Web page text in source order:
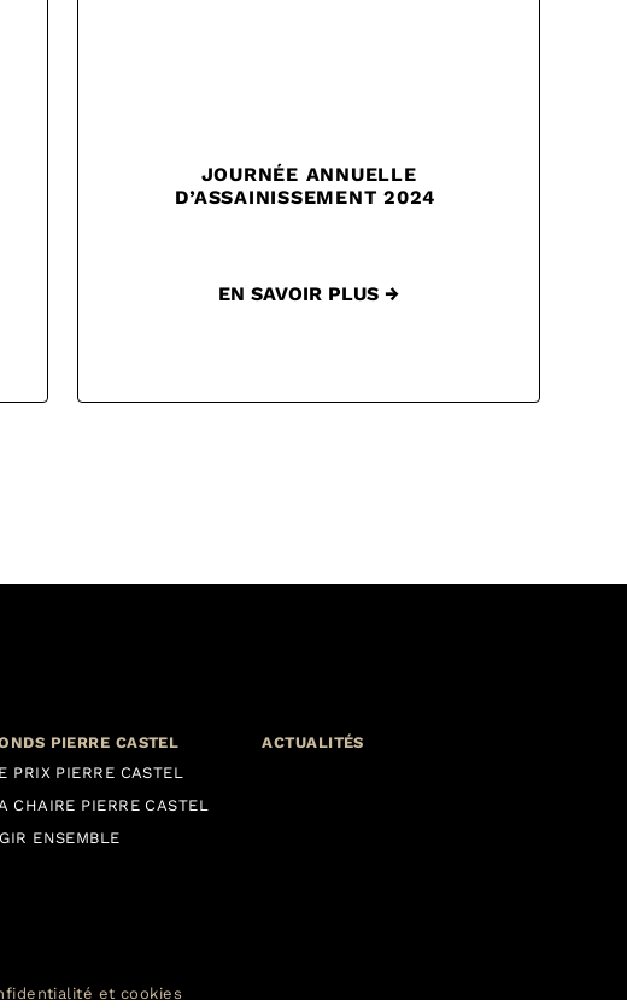
JOURNÉE ANNUELLE
D’ASSAINISSEMENT 2024
EN SAVOIR PLUS →
PIERRE CASTEL
PRIX PIERRE CASTEL
CHAIRE PIERRE CASTEL
ENSEMBLE
ACTUALITÉS
et cookies